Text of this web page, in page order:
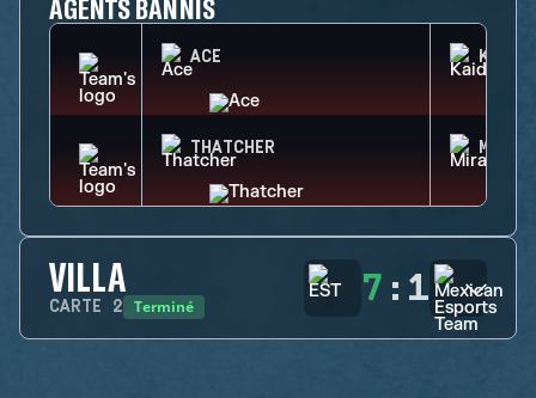
AGENTS BANNIS
ACE KAID
THATCHER MIRA
VILLA
CARTE 2 Terminé 7 : 1